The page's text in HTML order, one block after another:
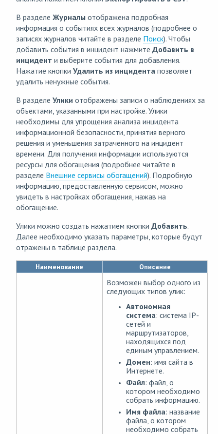
В разделе Журналы отображена подробная
информация о событиях всех журналов (подробнее о
записях журналов читайте в разделе Поиск). Чтобы
добавить события в инцидент нажмите Добавить в
инцидент и выберите события для добавления.
Нажатие кнопки Удалить из инцидента позволяет
удалить ненужные события.
В разделе Улики отображены записи о наблюдениях за
объектами, указанными при настройке. Улики
необходимы для упрощения анализа инцидента
информационной безопасности, принятия верного
решения и уменьшения затраченного на инцидент
времени. Для получения информации используются
ресурсы для обогащения (подробнее читайте в
разделе Внешние сервисы обогащений). Подробную
информацию, предоставленную сервисом, можно
увидеть в настройках обогащения, нажав на
обогащение.
Улики можно создать нажатием кнопки Добавить.
Далее необходимо указать параметры, которые будут
отражены в таблице раздела.
Наименование Описание
Возможен выбор одного из
следующих типов улик:
Автономная
система: система IP-
сетей и
маршрутизаторов,
находящихся под
единым управлением.
Домен: имя сайта в
Интернете.
Файл: файл, о
котором необходимо
собрать информацию.
Имя файла: название
файла, о котором
необходимо собрать